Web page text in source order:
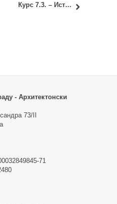
Курс 7.3. – Историја уметности 1
- Архитектонски
73/II
71